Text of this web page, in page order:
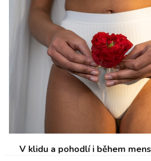
V klidu a pohodlí i během